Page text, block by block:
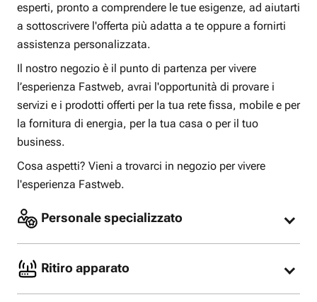
esperti, pronto a comprendere le tue esigenze, ad aiutarti
a sottoscrivere l'offerta più adatta a te oppure a fornirti
assistenza personalizzata.
Il nostro negozio è il punto di partenza per vivere
l’esperienza Fastweb, avrai l'opportunità di provare i
servizi e i prodotti offerti per la tua rete fissa, mobile e per
la fornitura di energia, per la tua casa o per il tuo
business.
Cosa aspetti? Vieni a trovarci in negozio per vivere
l'esperienza Fastweb.
Personale specializzato
oppure offrirti assistenza per la tua offerta Fastweb
Ritiro apparato